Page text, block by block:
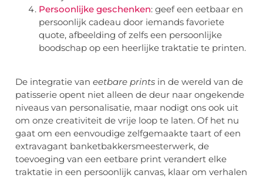
Persoonlijke geschenken: geef een eetbaar en
persoonlijk cadeau door iemands favoriete
quote, afbeelding of zelfs een persoonlijke
boodschap op een heerlijke traktatie te printen.
De integratie van eetbare prints in de wereld van de
patisserie opent niet alleen de deur naar ongekende
niveaus van personalisatie, maar nodigt ons ook uit
om onze creativiteit de vrije loop te laten. Of het nu
gaat om een eenvoudige zelfgemaakte taart of een
extravagant banketbakkersmeesterwerk, de
toevoeging van een eetbare print verandert elke
traktatie in een persoonlijk canvas, klaar om verhalen